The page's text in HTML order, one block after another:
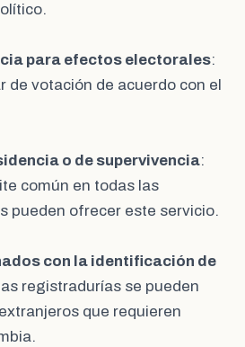
para efectos electorales:
de votación de acuerdo con el
o de supervivencia:
común en todas las
pueden ofrecer este servicio.
con la identificación de
registradurías se pueden
que requieren